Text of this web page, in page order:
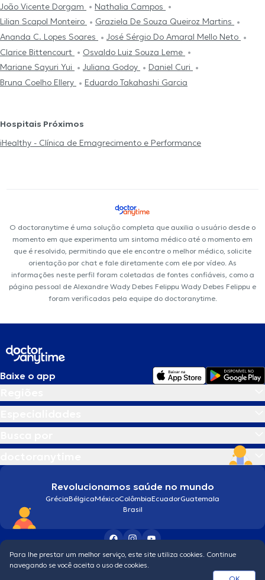
João Vicente Dorgam
Nathalia Campos
Lilian Scapol Monteiro
Graziela De Souza Queiroz Martins
Ananda C. Lopes Soares
José Sérgio Do Amaral Mello Neto
Clarice Bittencourt
Osvaldo Luiz Souza Leme
Mariane Sayuri Yui
Juliana Godoy
Daniel Curi
Bruna Coelho Ellery
Eduardo Takahashi Garcia
Hospitais Próximos
iHealthy - Clínica de Emagrecimento e Performance
O doctoranytime é uma solução completa que auxilia o usuário desde o
momento em que experimenta um sintoma médico até o momento em
que é resolvido, permitindo que ele encontre o melhor médico, solicite
orientação por chat e fale diretamente com ele por vídeo. As
informações neste perfil foram coletadas de fontes confiáveis, como a
página pessoal de Alexandre Wady Debes Felippu Wady Debes Felippu e
foram verificadas pela equipe do doctoranytime.
Baixe o app
Revolucionamos saúde no mundo
GréciaBélgicaMéxicoColômbiaEcuadorGuatemala
Brasil
Condições gerais
Para lhe prestar um melhor serviço, este site utiliza cookies. Continue
navegando se você aceita o uso de cookies.